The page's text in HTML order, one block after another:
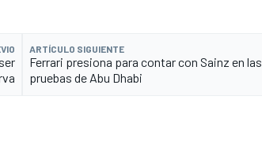
ARTÍCULO SIGUIENTE
Ferrari presiona para contar con Sainz en las
pruebas de Abu Dhabi